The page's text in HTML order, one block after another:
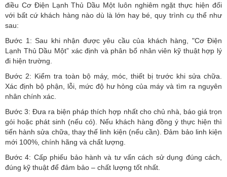
điều Cơ Điện Lạnh Thủ Dầu Một luôn nghiêm ngặt thực hiện đối
với bất cứ khách hàng nào dù là lớn hay bé, quy trình cụ thể như
sau:
Bước 1: Sau khi nhận được yêu cầu của khách hàng, "Cơ Điện
Lạnh Thủ Dầu Một” xác định và phân bổ nhân viên kỹ thuật hợp lý
đi hiện trường.
Bước 2: Kiểm tra toàn bộ máy, móc, thiết bị trước khi sửa chữa.
Xác định bộ phận, lỗi, mức độ hư hỏng của máy và tìm ra nguyên
nhân chính xác.
Bước 3: Đưa ra biện pháp thích hợp nhất cho chủ nhà, báo giá trọn
gói hoặc phát sinh (nếu có). Nếu khách hàng đồng ý thực hiện thì
tiến hành sửa chữa, thay thế linh kiện (nếu cần). Đảm bảo linh kiện
mới 100%, chính hãng và chất lượng.
Bước 4: Cấp phiếu bảo hành và tư vấn cách sử dụng đúng cách,
đúng kỹ thuật để đảm bảo – chất lượng tốt nhất.